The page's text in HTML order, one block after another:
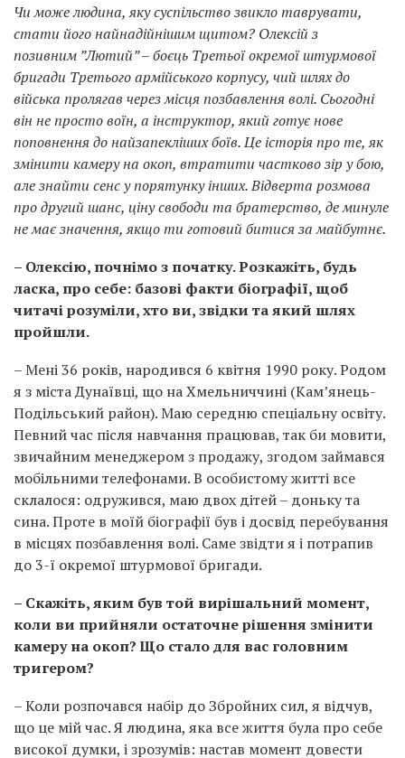
Чи може людина, яку суспільство звикло таврувати,
стати його найнадійнішим щитом? Олексій з
позивним ”Лютий” – боєць Третьої окремої штурмової
бригади Третього армійського корпусу, чий шлях до
війська пролягав через місця позбавлення волі. Сьогодні
він не просто воїн, а інструктор, який готує нове
поповнення до найзапекліших боїв. Це історія про те, як
змінити камеру на окоп, втратити частково зір у бою,
але знайти сенс у порятунку інших. Відверта розмова
про другий шанс, ціну свободи та братерство, де минуле
не має значення, якщо ти готовий битися за майбутнє.
– Олексію, почнімо з початку. Розкажіть, будь
ласка, про себе: базові факти біографії, щоб
читачі розуміли, хто ви, звідки та який шлях
пройшли.
– Мені 36 років, народився 6 квітня 1990 року. Родом
я з міста Дунаївці, що на Хмельниччині (Кам’янець-
Подільський район). Маю середню спеціальну освіту.
Певний час після навчання працював, так би мовити,
звичайним менеджером з продажу, згодом займався
мобільними телефонами. В особистому житті все
склалося: одружився, маю двох дітей – доньку та
сина. Проте в моїй біографії був і досвід перебування
в місцях позбавлення волі. Саме звідти я і потрапив
до 3-ї окремої штурмової бригади.
– Скажіть, яким був той вирішальний момент,
коли ви прийняли остаточне рішення змінити
камеру на окоп? Що стало для вас головним
тригером?
– Коли розпочався набір до Збройних сил, я відчув,
що це мій час. Я людина, яка все життя була про себе
високої думки, і зрозумів: настав момент довести